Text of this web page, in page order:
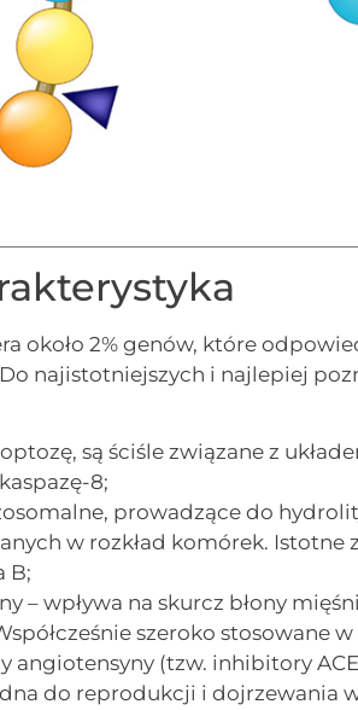
około 2% genów, które
najistotniejszych i najlepiej
są ściśle związane z
8;
prowadzące do
w rozkład komórek. Istotne
B;
– wpływa na skurcz błony
szeroko stosowane
angiotensyny (tzw. inhibitory
do reprodukcji i dojrzewania